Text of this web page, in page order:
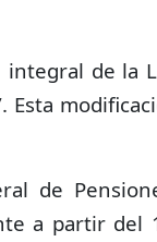
de la
Esta
de
a partir del